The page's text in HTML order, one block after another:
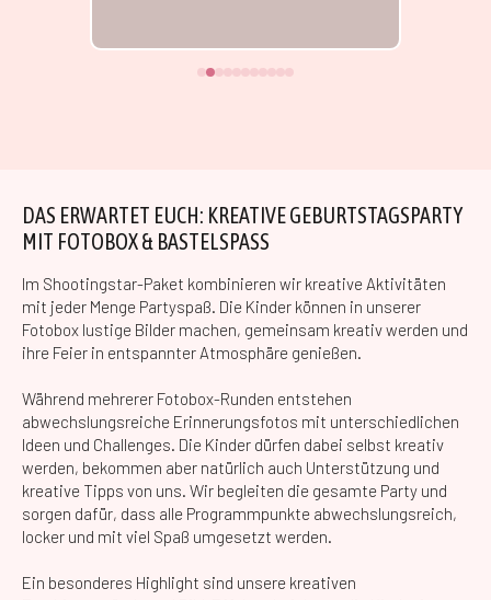
DAS ERWARTET EUCH: KREATIVE GEBURTSTAGSPARTY
MIT FOTOBOX & BASTELSPASS
Im Shootingstar-Paket kombinieren wir kreative Aktivitäten
mit jeder Menge Partyspaß. Die Kinder können in unserer
Fotobox lustige Bilder machen, gemeinsam kreativ werden und
ihre Feier in entspannter Atmosphäre genießen.
Während mehrerer Fotobox-Runden entstehen
abwechslungsreiche Erinnerungsfotos mit unterschiedlichen
Ideen und Challenges. Die Kinder dürfen dabei selbst kreativ
werden, bekommen aber natürlich auch Unterstützung und
kreative Tipps von uns. Wir begleiten die gesamte Party und
sorgen dafür, dass alle Programmpunkte abwechslungsreich,
locker und mit viel Spaß umgesetzt werden.
Ein besonderes Highlight sind unsere kreativen